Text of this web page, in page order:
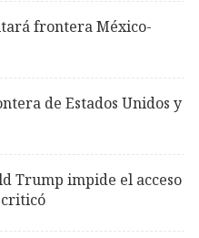
frontera México-
de Estados Unidos y
Trump impide el acceso